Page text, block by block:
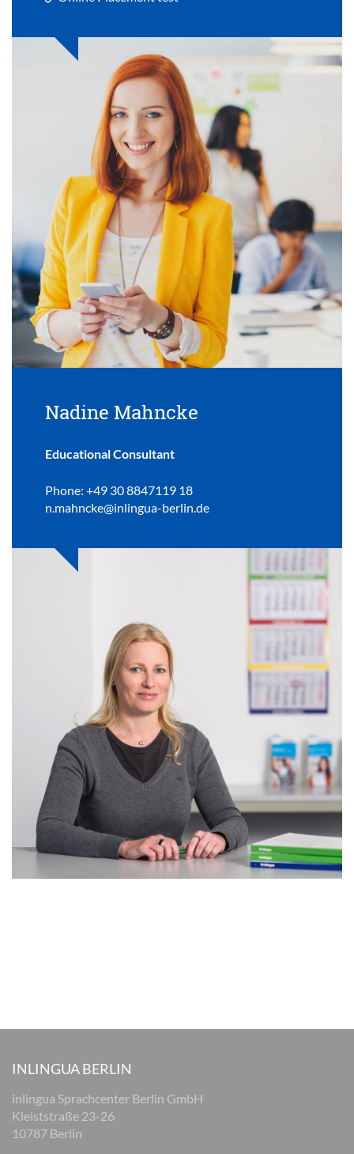
Nadine Mahncke
Educational Consultant
Phone: +49 30 8847119 18
n.mahncke@inlingua-berlin.de
INLINGUA BERLIN
inlingua Sprachcenter Berlin GmbH
Kleiststraße 23-26
10787 Berlin